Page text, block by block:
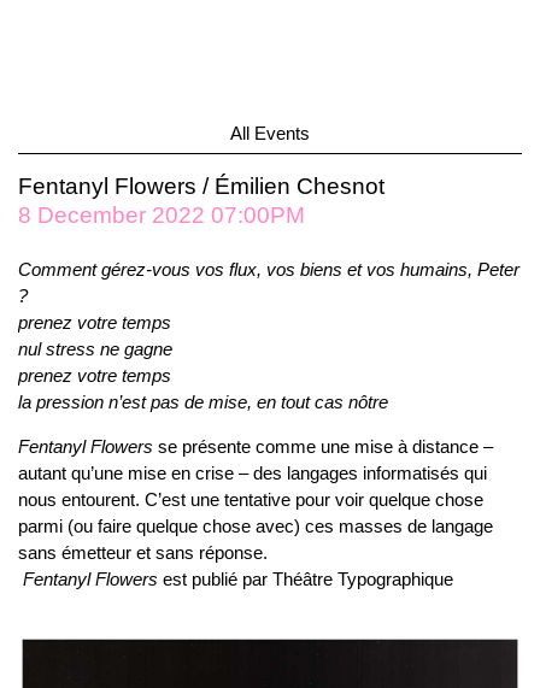
All Events
Fentanyl Flowers / Émilien Chesnot
8 December 2022 07:00PM
Comment gérez-vous vos flux, vos biens et vos humains, Peter
?
prenez votre temps
nul stress ne gagne
prenez votre temps
la pression n’est pas de mise, en tout cas nôtre
Fentanyl Flowers se présente comme une mise à distance –
autant qu’une mise en crise – des langages informatisés qui
nous entourent. C’est une tentative pour voir quelque chose
parmi (ou faire quelque chose avec) ces masses de langage
sans émetteur et sans réponse.
Fentanyl Flowers est publié par Théâtre Typographique